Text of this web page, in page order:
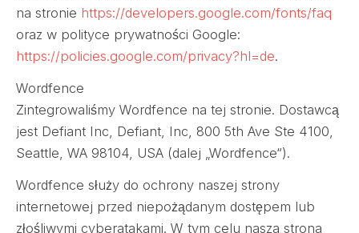
na stronie https://developers.google.com/fonts/faq
oraz w polityce prywatności Google:
https://policies.google.com/privacy?hl=de.
Wordfence
Zintegrowaliśmy Wordfence na tej stronie. Dostawcą
jest Defiant Inc, Defiant, Inc, 800 5th Ave Ste 4100,
Seattle, WA 98104, USA (dalej „Wordfence“).
Wordfence służy do ochrony naszej strony
internetowej przed niepożądanym dostępem lub
złośliwymi cyberatakami. W tym celu nasza strona